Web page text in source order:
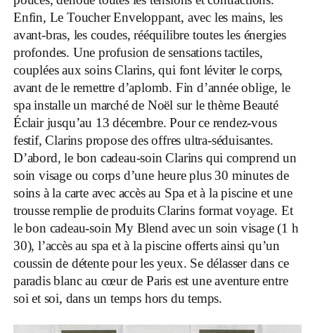
Enfin, Le Toucher Enveloppant, avec les mains, les
avant-bras, les coudes, rééquilibre toutes les énergies
profondes. Une profusion de sensations tactiles,
couplées aux soins Clarins, qui font léviter le corps,
avant de le remettre d’aplomb. Fin d’année oblige, le
spa installe un marché de Noël sur le thème Beauté
Éclair jusqu’au 13 décembre. Pour ce rendez-vous
festif, Clarins propose des offres ultra-séduisantes.
D’abord, le bon cadeau-soin Clarins qui comprend un
soin visage ou corps d’une heure plus 30 minutes de
soins à la carte avec accès au Spa et à la piscine et une
trousse remplie de produits Clarins format voyage. Et
le bon cadeau-soin My Blend avec un soin visage (1 h
30), l’accès au spa et à la piscine offerts ainsi qu’un
coussin de détente pour les yeux. Se délasser dans ce
paradis blanc au cœur de Paris est une aventure entre
soi et soi, dans un temps hors du temps.